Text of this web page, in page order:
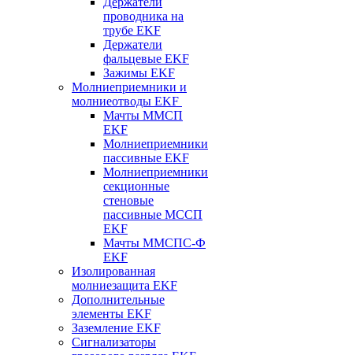
проводника на
трубе EKF
Держатели
фальцевые EKF
Зажимы EKF
Молниеприемники и
молниеотводы EKF
Мачты ММСП
EKF
Молниеприемники
пассивные EKF
Молниеприемники
секционные
стеновые
пассивные МССП
EKF
Мачты ММСПС-Ф
EKF
Изолированная
молниезащита EKF
Дополнительные
элементы EKF
Заземление EKF
Сигнализаторы